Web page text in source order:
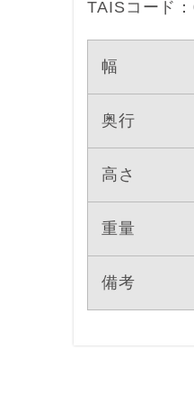
TAISコード
幅
奥行
高さ
重量
備考